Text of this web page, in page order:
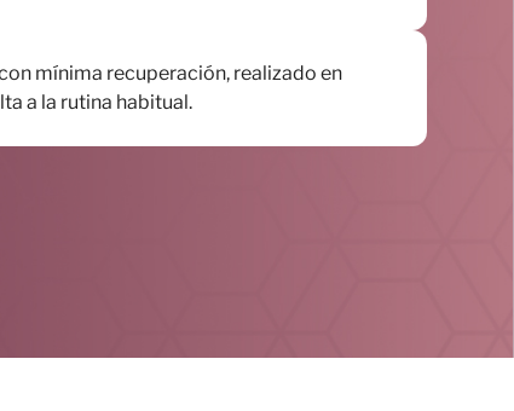
mínima recuperación, realizado en
a la rutina habitual.